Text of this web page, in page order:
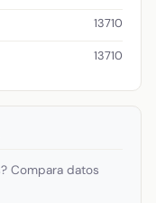
13710
13710
Compara datos